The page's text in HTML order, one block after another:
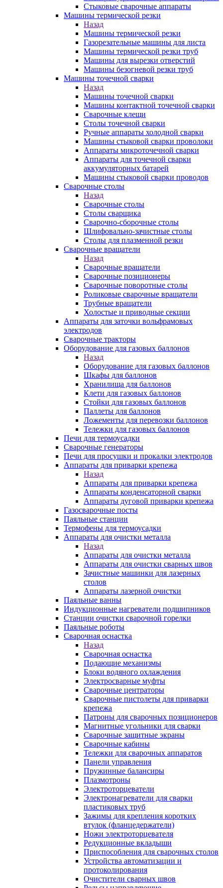
Стыковые сварочные аппараты
Машины термической резки
Назад
Машины термической резки
Газорезательные машины для листа
Машины термической резки труб
Машины для вырезки отверстий
Машины безогневой резки труб
Машины точечной сварки
Назад
Машины точечной сварки
Машины контактной точечной сварки
Сварочные клещи
Столы точечной сварки
Ручные аппараты холодной сварки
Машины стыковой сварки проволоки
Аппараты микроточечной сварки
Аппараты для точечной сварки
аккумуляторных батарей
Машины стыковой сварки проводов
Сварочные столы
Назад
Сварочные столы
Столы сварщика
Сварочно-сборочные столы
Шлифовально-зачистные столы
Столы для плазменной резки
Сварочные вращатели
Назад
Сварочные вращатели
Сварочные позиционеры
Сварочные поворотные столы
Роликовые сварочные вращатели
Трубные вращатели
Холостые и приводные секции
Аппараты для заточки вольфрамовых
электродов
Сварочные тракторы
Оборудование для газовых баллонов
Назад
Оборудование для газовых баллонов
Шкафы для баллонов
Хранилища для баллонов
Клети для газовых баллонов
Стойки для газовых баллонов
Паллеты для баллонов
Ложементы для перевозки баллонов
Тележки для газовых баллонов
Печи для термоусадки
Сварочные генераторы
Печи для просушки и прокалки электродов
Аппараты для приварки крепежа
Назад
Аппараты для приварки крепежа
Аппараты конденсаторной сварки
Аппараты дуговой приварки крепежа
Газосварочные посты
Паяльные станции
Термофены для термоусадки
Аппараты для очистки металла
Назад
Аппараты для очистки металла
Аппараты для очистки сварных швов
Зачистные машинки для лазерных
столов
Аппараты лазерной очистки
Паяльные ванны
Индукционные нагреватели подшипников
Станции очистки сварочной горелки
Паяльные роботы
Сварочная оснастка
Назад
Сварочная оснастка
Подающие механизмы
Блоки водяного охлаждения
Электросварные муфты
Сварочные центраторы
Сварочные пистолеты для приварки
крепежа
Патроны для сварочных позиционеров
Магнитные угольники для сварки
Сварочные защитные экраны
Сварочные кабины
Тележки для сварочных аппаратов
Панели управления
Пружинные балансиры
Плазмотроны
Электроторцеватели
Электронагреватели для сварки
пластиковых труб
Зажимы для крепления коротких
втулок (фланцедержатели)
Ножи электроторцевателя
Редукционные вкладыши
Приспособления для сварочных столов
Устройства автоматизации и
протоколирования
Очистители сварных швов